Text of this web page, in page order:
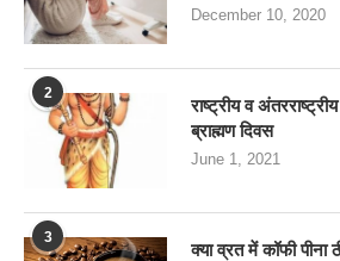
December 10, 2020
2
राष्ट्रीय व
ब्राह्मण दिवस
June 1, 2021
3
क्या व्रत में कॉफी